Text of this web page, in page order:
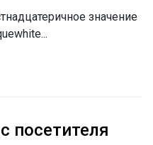
значение
посетителя